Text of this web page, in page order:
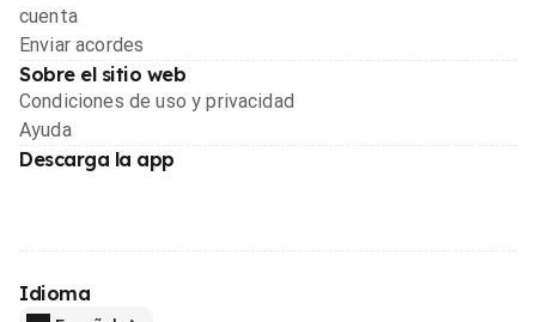
cuenta
Enviar acordes
Sobre el sitio web
Condiciones de uso y privacidad
Ayuda
Descarga la app
Idioma